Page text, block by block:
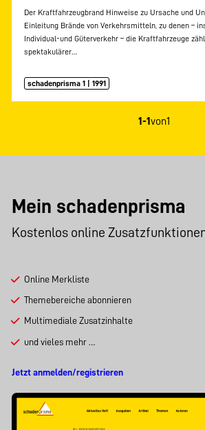
Der Kraftfahrzeugbrand Hinweise zu Ursache und
Einleitung Brände von Verkehrsmitteln, zu denen –
Individual-und Güterverkehr – die Kraftfahrzeuge
spektakulärer…
schadenprisma 1 | 1991
1-1von1
Mein schadenprisma
Kostenlos online
Online Merkliste
Themebereiche abonnieren
Multimediale Zusatzinhalte
und vieles mehr …
Jetzt anmelden/registrieren